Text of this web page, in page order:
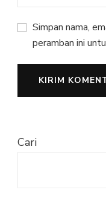
Simpan nama,
peramban ini
Cari